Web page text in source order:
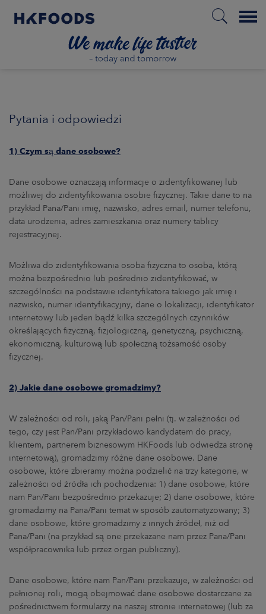
Menu
US
NEWSROOM
CONTACT US
Pytania i odpowiedzi
1) Czym są dane osobowe?
Dane osobowe oznaczają informacje o zidentyfikowanej lub
możliwej do zidentyfikowania osobie fizycznej. Takie dane to na
przykład Pana/Pani imię, nazwisko, adres email, numer telefonu,
data urodzenia, adres zamieszkania oraz numery tablicy
rejestracyjnej.
Możliwa do zidentyfikowania osoba fizyczna to osoba, którą
można bezpośrednio lub pośrednio zidentyfikować, w
szczególności na podstawie identyfikatora takiego jak imię i
nazwisko, numer identyfikacyjny, dane o lokalizacji, identyfikator
internetowy lub jeden bądź kilka szczególnych czynników
określających fizyczną, fizjologiczną, genetyczną, psychiczną,
ekonomiczną, kulturową lub społeczną tożsamość osoby
fizycznej.
2) Jakie dane osobowe gromadzimy?
W zależności od roli, jaką Pan/Pani pełni (tj. w zależności od
tego, czy jest Pan/Pani przykładowo kandydatem do pracy,
klientem, partnerem biznesowym HKFoods lub odwiedza stronę
internetową), gromadzimy różne dane osobowe. Dane
osobowe, które zbieramy można podzielić na trzy kategorie, w
zależności od źródła ich pochodzenia: 1) dane osobowe, które
nam Pan/Pani bezpośrednio przekazuje; 2) dane osobowe, które
gromadzimy na Pana/Pani temat w sposób zautomatyzowany; 3)
dane osobowe, które gromadzimy z innych źródeł, niż od
Pana/Pani (na przykład są one przekazane nam przez Pana/Pani
współpracownika lub przez organ publiczny).
Dane osobowe, które nam Pan/Pani przekazuje, w zależności od
pełnionej roli, mogą obejmować dane osobowe dostarczane za
pośrednictwem formularzy na naszej stronie internetowej (lub za